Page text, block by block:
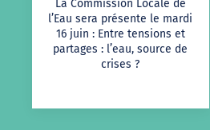
La Commission Locale de
l’Eau sera présente le mardi
16 juin : Entre tensions et
partages : l’eau, source de
crises ?